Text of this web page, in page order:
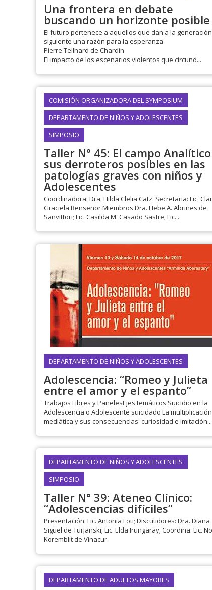
Una frontera en debate
buscando un horizonte posible
El futuro pertenece a aquellos que dan a la generación
siguiente una razón para la esperanza
Pierre Teilhard de Chardin
El impacto de los escenarios violentos que circund...
COMISIÓN ORGANIZADORA DEL SYMPOSIUM
DEPARTAMENTO DE NIÑOS Y ADOLESCENTES
SIMPOSIO
Taller N° 45: El campo
sus derroteros posibles en las
patologías graves con niños y
Adolescentes
Coordinadora: Dra. Hilda Clelia Catz. Secretaria: Lic. Clara
Graciela Benseñor Miembros:Dra. Hebe A. Abrines de
Sanvittori; Lic. Casilda M. Casado Sastre; Lic....
DEPARTAMENTO DE NIÑOS Y ADOLESCENTES
Adolescencia: “Romeo y Julieta
entre el amor y el espanto”
Trabajos Libres y PanelesEjes temáticos Suicidio en la
Adolescencia o Adolescente suicidado La multiplicación
mediática y sus consecuencias: curiosidad e imitación...
DEPARTAMENTO DE NIÑOS Y ADOLESCENTES
SIMPOSIO
Taller N° 39: Ateneo Clínico:
“Adolescencias difíciles”
Presentación: Lic. Antonia Foti; Discutidores: Dra. Diana
Siguel de Turjanski; Lic. Elda Irungaray; Coordina: Lic. Nora
Koremblit de Vinacur.
DEPARTAMENTO DE ADULTOS MAYORES